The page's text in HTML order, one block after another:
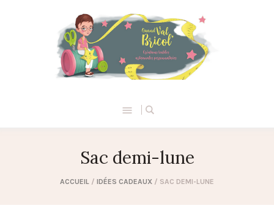
Sac demi-lune
ACCUEIL / IDÉES CADEAUX / SAC DEMI-LUNE